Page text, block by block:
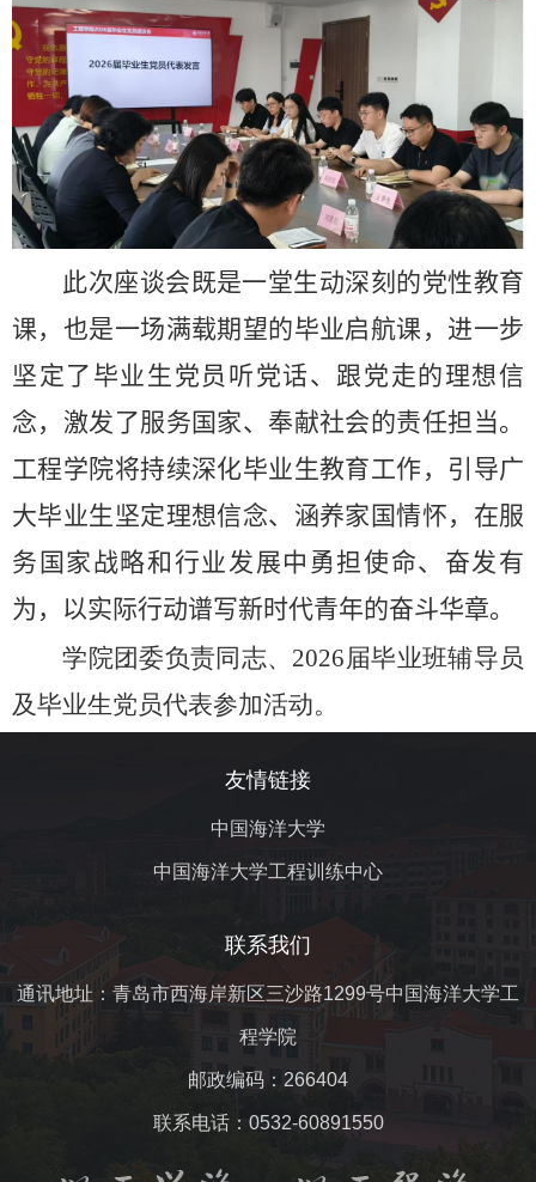
此次座谈会既是一堂生动深刻的党性教育
课，也是一场满载期望的毕业启航课，进一步
坚定了毕业生党员听党话、跟党走的理想信
念，激发了服务国家、奉献社会的责任担当。
工程学院将持续深化毕业生教育工作，引导广
大毕业生坚定理想信念、涵养家国情怀，在服
务国家战略和行业发展中勇担使命、奋发有
为，以实际行动谱写新时代青年的奋斗华章。
学院团委负责同志、 2026届毕业班辅导员
及毕业生党员代表参加活动。
友情链接
中国海洋大学
中国海洋大学工程训练中心
联系我们
通讯地址：青岛市西海岸新区三沙路1299号中国海洋大学工
程学院
邮政编码：266404
联系电话：0532-60891550